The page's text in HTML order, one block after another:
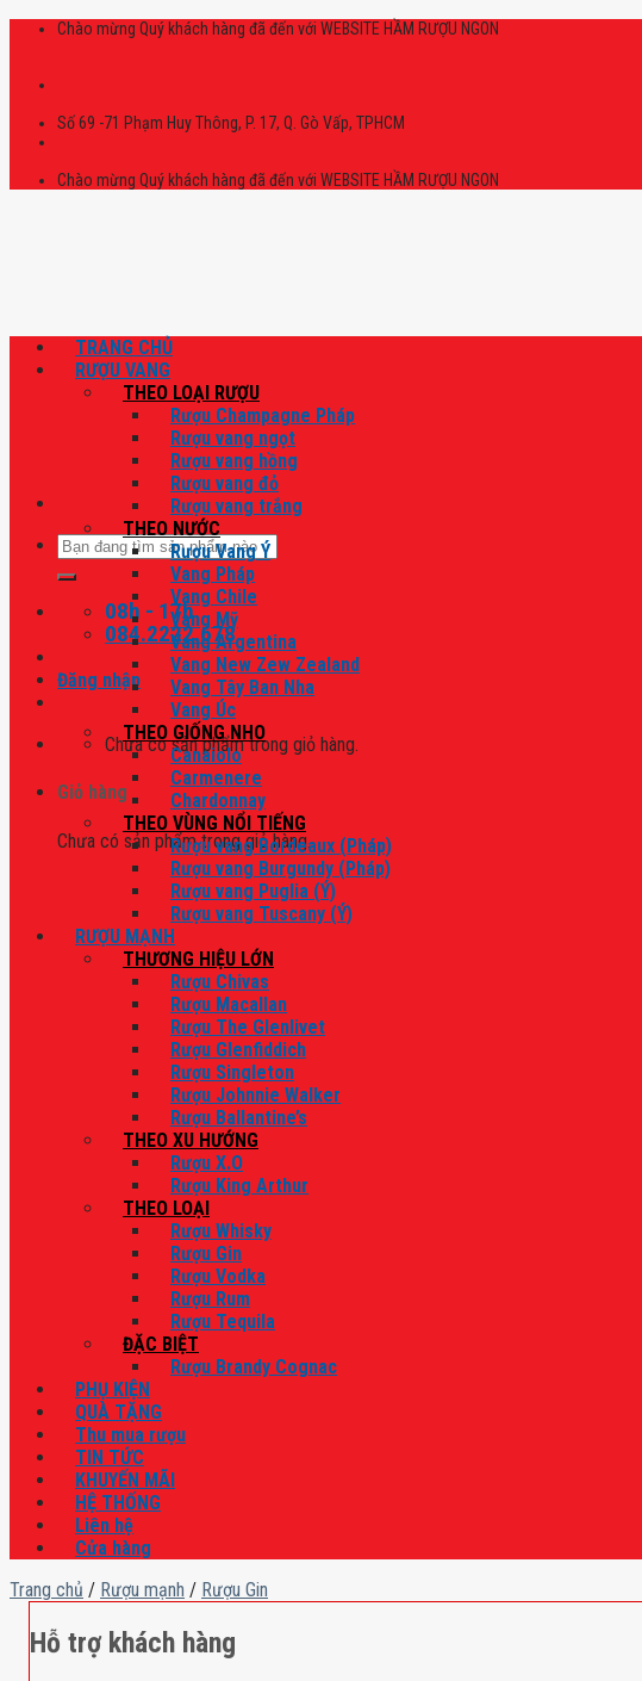
Skip
Chào mừng Quý khách hàng đã đến với WEBSITE HẦM RƯỢU NGON
Số 69 -71 Phạm Huy Thông, P. 17, Q. Gò Vấp, TPHCM
Chào mừng Quý khách hàng đã đến với WEBSITE HẦM RƯỢU NGON
Tìm
kiếm:
08h - 17h
084.2222.678
Đăng nhập
Chưa có sản phẩm trong giỏ hàng.
Giỏ hàng
Chưa có sản phẩm trong giỏ hàng.
TRANG CHỦ
RƯỢU VANG
THEO LOẠI RƯỢU
Rượu Champagne Pháp
Rượu vang ngọt
Rượu vang hồng
Rượu vang đỏ
Rượu vang trắng
THEO NƯỚC
Rượu Vang Ý
Vang Pháp
Vang Chile
Vang Mỹ
Vang Argentina
Vang New Zew Zealand
Vang Tây Ban Nha
Vang Úc
THEO GIỐNG NHO
Canaiolo
Carmenere
Chardonnay
THEO VÙNG NỔI TIẾNG
Rượu vang Bordeaux (Pháp)
Rượu vang Burgundy (Pháp)
Rượu vang Puglia (Ý)
Rượu vang Tuscany (Ý)
RƯỢU MẠNH
THƯƠNG HIỆU LỚN
Rượu Chivas
Rượu Macallan
Rượu The Glenlivet
Rượu Glenfiddich
Rượu Singleton
Rượu Johnnie Walker
Rượu Ballantine’s
THEO XU HƯỚNG
Rượu X.O
Rượu King Arthur
THEO LOẠI
Rượu Whisky
Rượu Gin
Rượu Vodka
Rượu Rum
Rượu Tequila
ĐẶC BIỆT
Rượu Brandy Cognac
PHỤ KIỆN
QUÀ TẶNG
Thu mua rượu
TIN TỨC
KHUYẾN MÃI
HỆ THỐNG
Liên hệ
Cửa hàng
Trang chủ / Rượu mạnh / Rượu Gin
Hỗ trợ khách hàng